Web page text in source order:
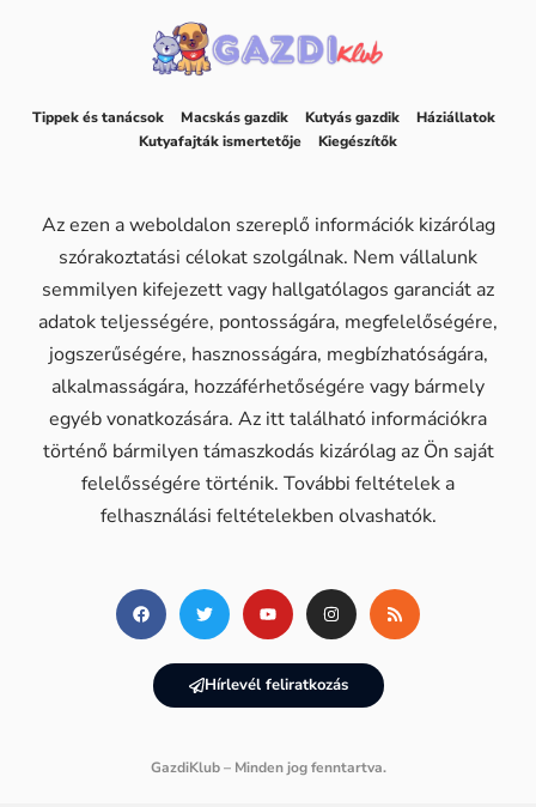
Tippek és tanácsok Macskás gazdik Kutyás gazdik
Háziállatok
Kutyafajták ismertetője
Kiegészítők
Az ezen a weboldalon szereplő információk kizárólag
szórakoztatási célokat szolgálnak. Nem vállalunk
semmilyen kifejezett vagy hallgatólagos garanciát az
adatok teljességére, pontosságára, megfelelőségére,
jogszerűségére, hasznosságára, megbízhatóságára,
alkalmasságára, hozzáférhetőségére vagy bármely
egyéb vonatkozására. Az itt található információkra
történő bármilyen támaszkodás kizárólag az Ön saját
felelősségére történik. További feltételek a
felhasználási feltételekben olvashatók.
Hírlevél feliratkozás
GazdiKlub – Minden jog fenntartva.